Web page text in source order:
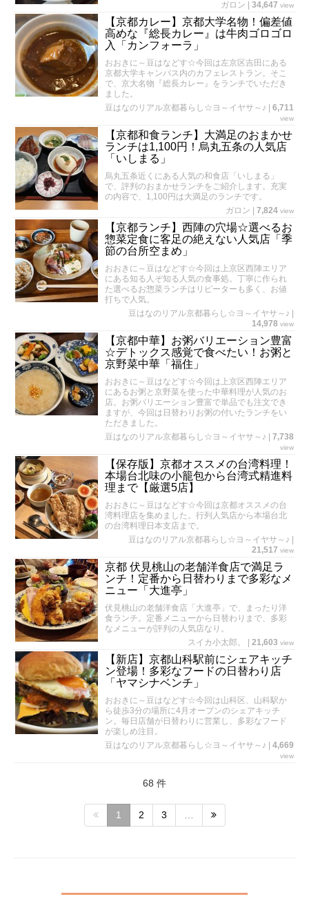
ガロン
34,647 view
【京都カレー】京都大学名物！偏差値
高めな『総長カレー』は牛肉ゴロゴロ
入「カンフォーラ」
おおきに～豆はなどす☆今回は左京区吉田にある
京都大学キャンパス内のカフェレストラン。そこ
で、京大名物『総長カレー』をランチでいただき
ました。
豆はなのリアル京都暮らし☆ヨ～イヤサ～♪
6,711
view
【京都和食ランチ】大満足のおまかせ
ランチは1,100円！烏丸五条の人気店
「いしまる」
烏丸五条近くにある人気の和食店「いしまる」
で、評判のおまかせランチをご紹介します。充実
の内容で、1,100円は大満足のランチです。
ガロン
7,824 view
【京都ランチ】西陣の穴場☆選べるお
惣菜定食に客足の絶えない人気店「季
節の台所空まめ」
おおきに～豆はなどす☆今回は上京区西陣エリア
にある知る人ぞ知る人気の食事処。丁寧に作られ
た選べるお惣菜ランチはリピーターも多く、お値
打ちで人気。
豆はなのリアル京都暮らし☆ヨ～イヤサ～♪
14,978 view
【京都中華】お粥バリエーション豊富
☆デトックス感覚で食べたい！お粥と
京野菜中華「福住」
おおきに～豆はなどす☆今回は上京区西陣エリア
にあるお粥と京野菜を使った中華料理が人気のお
店。お粥バリエーション豊富で単品でも注文でき
ますが、今回は日替わりお粥の付いたランチをい
ただきました。
豆はなのリアル京都暮らし☆ヨ～イヤサ～♪
7,738
view
【保存版】京都オススメの台湾料理！
本場台北味の小籠包から台湾式精進料
理まで【厳選5店】
おおきに～豆はなどす☆今回は京都オススメの台
湾料理店を集めました。行列人気店から本場台北
の台湾料理日本支店まで。
豆はなのリアル京都暮らし☆ヨ～イヤサ～♪
21,517 view
京都 伏見桃山の老舗洋食店で満足ラ
ンチ！定番から日替わりまで多彩なメ
ニュー「大進亭」
伏見桃山の老舗洋食店「大進亭」で、まったり洋
食ランチ。定番メニューから日替わりまで、多彩
なメニューが評判の人気店なり。
スイカ小太郎。
21,603 view
【新店】京都山科駅前にシェアキッチ
ン登場！多彩なフードの日替わり店
「ヤマシナベンチ」
おおきに～豆はなどす☆今回は山科区、山科駅か
ら徒歩3分の場所に4月オープンのシェアキッチ
ン。毎日店舗が日替わりに営業し、多彩なフード
が楽しめ注目。
豆はなのリアル京都暮らし☆ヨ～イヤサ～♪
4,669
view
68 件
1 2 3